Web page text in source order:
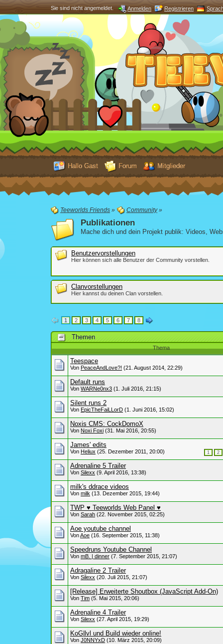
Sie sind nicht angemeldet. Anmelden Registrieren
Hallo Gast Forum Mitglieder
Teeworlds Friends » Community»
Publikationen
Mache dich und dein Projekt publik: Videos,
Benutzervorstellungen
Hier können sich alle Benutzer der Community vorstellen.
Clanvorstellungen
Hier kannst du deinen Clan vorstellen.
1 2 3 4 5 6 7 8
Themen
Thema
Teespace
Von PeaceAndLove?! (21. August 2014, 22:29)
Default runs
Von WARNe0nx3 (1. Juli 2016, 21:15)
Silent runs 2
Von EpicTheFaiLLorD (1. Juni 2016, 15:02)
Noxis CMS: CockDomoX
Von Noxi Foxi (31. Mai 2016, 20:55)
James' edits
1 2
Von Heliux (25. Dezember 2011, 20:00)
Adrenaline 5 Trailer
Von Silexx (9. April 2016, 13:38)
milk's ddrace videos
Von milk (13. Dezember 2015, 19:44)
TWP ♥ Teeworlds Web Panel ♥
Von Sarah (22. November 2015, 02:25)
Aoe youtube channel
VonAoe (16. September 2015, 11:38)
Speedruns Youtube Channel
Von mB. | dinner (7. September 2015, 21:07)
Adragaline 2 Trailer
Von Silexx (20. Juli 2015, 21:07)
[Release] Erweiterte Shoutbox (JavaScript Add-On)
Von Tim (5. Mai 2015, 20:06)
Adrenaline 4 Trailer
Von Silexx (27. April 2015, 19:29)
KoG|lvl und Build wieder online!
Von J0NNYxD (10. März 2015, 20:09)